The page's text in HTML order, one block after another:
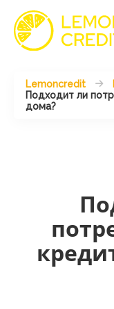
Lemoncredit
Подходит ли
дома?